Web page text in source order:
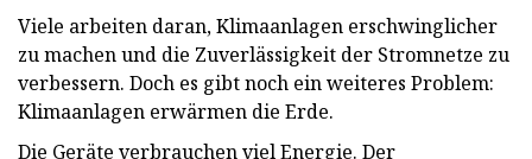
Viele arbeiten daran, Klimaanlagen erschwinglicher
zu machen und die Zuverlässigkeit der Stromnetze zu
verbessern. Doch es gibt noch ein weiteres Problem:
Klimaanlagen erwärmen die Erde.
Die Geräte verbrauchen viel Energie. Der